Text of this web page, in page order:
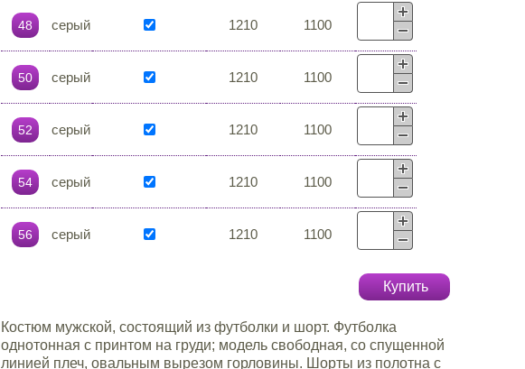
48 серый 1210 1100
50 серый 1210 1100
52 серый 1210 1100
54 серый 1210 1100
56 серый 1210 1100
Купить
Костюм мужской, состоящий из футболки и шорт. Футболка
однотонная с принтом на груди; модель свободная, со спущенной
линией плеч, овальным вырезом горловины. Шорты из полотна с